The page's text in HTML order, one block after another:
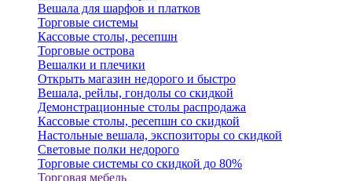
Вешала для шарфов и платков
Торговые системы
Кассовые столы, ресепшн
Торговые острова
Вешалки и плечики
Открыть магазин недорого и быстро
Вешала, рейлы, гондолы со скидкой
Демонстрационные столы распродажа
Кассовые столы, ресепшн со скидкой
Настольные вешала, экспозиторы со скидкой
Световые полки недорого
Торговые системы со скидкой до 80%
Торговая мебель